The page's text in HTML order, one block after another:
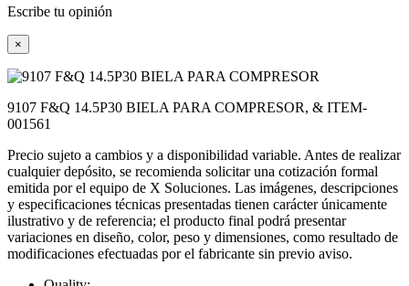
Escribe tu opinión
×
9107 F&Q 14.5P30 BIELA PARA COMPRESOR, & ITEM-
001561
Precio sujeto a cambios y a disponibilidad variable. Antes de realizar
cualquier depósito, se recomienda solicitar una cotización formal
emitida por el equipo de X Soluciones. Las imágenes, descripciones
y especificaciones técnicas presentadas tienen carácter únicamente
ilustrativo y de referencia; el producto final podrá presentar
variaciones en diseño, color, peso y dimensiones, como resultado de
modificaciones efectuadas por el fabricante sin previo aviso.